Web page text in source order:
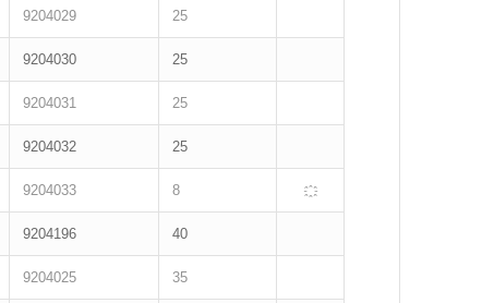
9204029 25
9204030 25
9204031 25
9204032 25
9204033 8
9204196 40
9204025 35